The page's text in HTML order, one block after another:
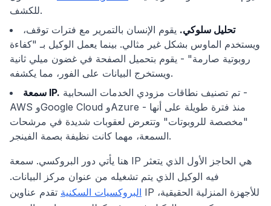
للكشف.
تحليل سلوكي. يقوم الإنسان بالتمرير مع فترات توقف،
ويستخدم الماوس بشكل غير مثالي. بينما يعمل الوكيل بـ "كفاءة
روبوتية صارمة" - يقوم بتحميل الصفحة في غضون ميلي ثانية
ويستخرج البيانات على الفور، مما يكشفه.
سمعة IP.
AWS وGoogle Cloud وAzure - منذ فترة طويلة على أنها
"مخصصة للروبوتات" وتتعرض لعقوبات شديدة في مرشحات
السمعة، مهما كانت نظيفة بصمة الفينجر.
هنا يأتي دور البروكسي. سمعة IP هي الحاجز الأول الذي يتعثر
فيه الوكيل الذي يتم تشغيله من عنوان مركز البيانات.
البروكسيات السكنية تقدم عناوين IP للأجهزة المنزلية الحقيقية،